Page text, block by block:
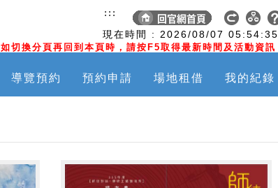
現在時間 : 2026/08/07 05:54:36
如切換分頁再回到本頁時，請按F5取得最新時間及活動資訊
:::
導覽預約 預約申請 場地租借 我的紀錄